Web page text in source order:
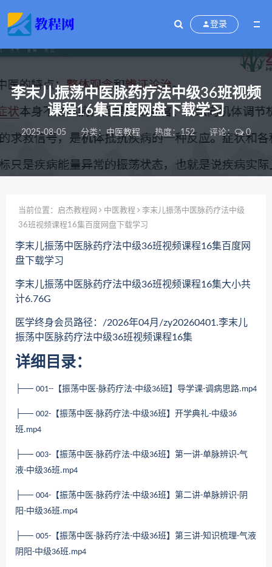
登录
李末儿振荡中医脉药疗法中级36班视频
课程16集百度网盘下载学习
2025-08-05 分类：中医教程 热度：152 评论： 0
当前位置： 启杰教程网 中医教程
李末儿振荡中医脉药疗法中级
36班视频课程16集百度网盘下载学习
李末儿振荡中医脉药疗法中级36班视频课程16集百度网
盘下载学习
李末儿振荡中医脉药疗法中级36班视频课程16集大小共
计6.76G
医学终身会员路径：/2026年04月/zy20260401.李末儿
振荡中医脉药疗法中级36班视频课程16集
详细目录：
├── 001-- 【振荡中医-脉药疗法-中级36班】导学课-调病思路.mp4
├── 002- 【振荡中医-脉药疗法-中级36班】开学典礼-中级36
班.mp4
├── 003- 【振荡中医-脉药疗法-中级36班】第一讲-单脉辨识-气
液-中级36班.mp4
├── 004- 【振荡中医-脉药疗法-中级36班】第二讲-单脉辨识- 阴
阳-中级36班.mp4
├── 005- 【振荡中医-脉药疗法-中级36班】第三讲-知识梳理-气液
阴阳-中级36班.mp4